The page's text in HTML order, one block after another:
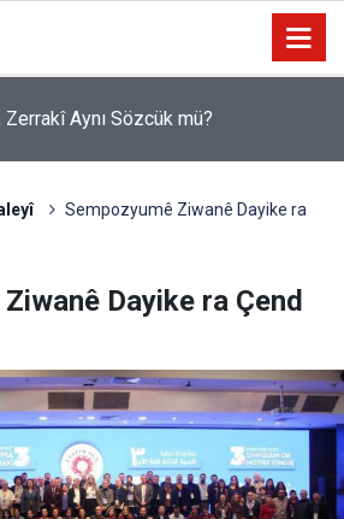
Nimûneyeka Piçûk
Sempozyumê Ziwanê Dayike ra
Dayike ra Çend